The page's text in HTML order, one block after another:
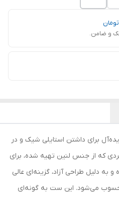
تومان
برای داشتن استایلی شیک و در
که از جنس لنین تهیه شده، برای
به دلیل طراحی آزاد، گزینه‌ای عالی
محسوب می‌شود. این ست به گونه‌ای